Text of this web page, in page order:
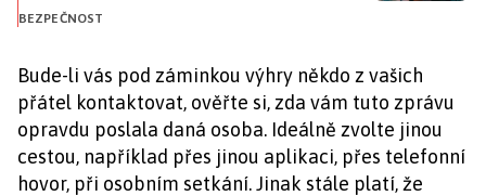
BEZPEČNOST
Bude-li vás pod záminkou výhry někdo z vašich
přátel kontaktovat, ověřte si, zda vám tuto zprávu
opravdu poslala daná osoba. Ideálně zvolte jinou
cestou, například přes jinou aplikaci, přes telefonní
hovor, při osobním setkání. Jinak stále platí, že